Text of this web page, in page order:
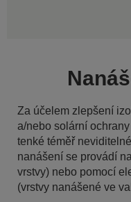
Za účelem zlepšení
a/nebo solární
tenké téměř
nanášení se provádí
vrstvy) nebo pomocí
(vrstvy nanášené ve